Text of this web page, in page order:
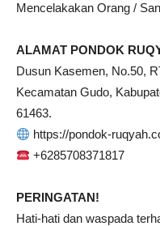
Mencelakakan Orang /
ALAMAT PONDOK
Dusun Kasemen, No.50,
Kecamatan Gudo,
61463.
https://pondok-
+6285708371817
PERINGATAN!
Hati-hati dan waspada